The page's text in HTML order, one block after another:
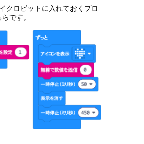
クロビットに入れておくプロ
です。